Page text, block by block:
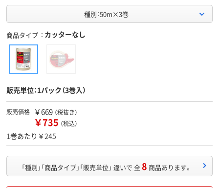
種別：50m×3巻
商品タイプ カッターなし
販売単位：1パック（3巻入）
販売価格 ￥669 （税抜き）
￥735 （税込）
1巻あたり￥245
「種別」「商品タイプ」「販売単位」 違いで 全8 商品あります。